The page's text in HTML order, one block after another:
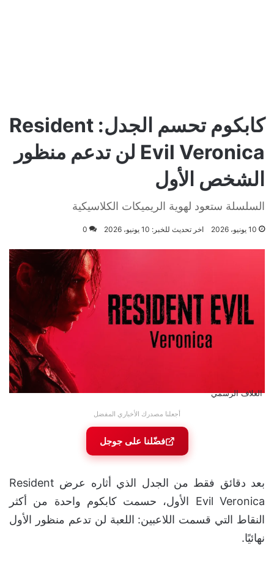
كابكوم تحسم الجدل: Resident
Evil Veronica لن تدعم منظور
الشخص الأول
السلسلة ستعود لهوية الريميكات الكلاسيكية
10 يونيو، 2026 اخر تحديث للخبر: 10 يونيو، 2026 0
الغلاف الرسمي
أجعلنا مصدرك الأخباري المفضل
فضّلنا على جوجل
بعد دقائق فقط من الجدل الذي أثاره عرض Resident
Evil Veronica الأول، حسمت كابكوم واحدة من أكثر
النقاط التي قسمت اللاعبين: اللعبة لن تدعم منظور الأول
نهائيًا.